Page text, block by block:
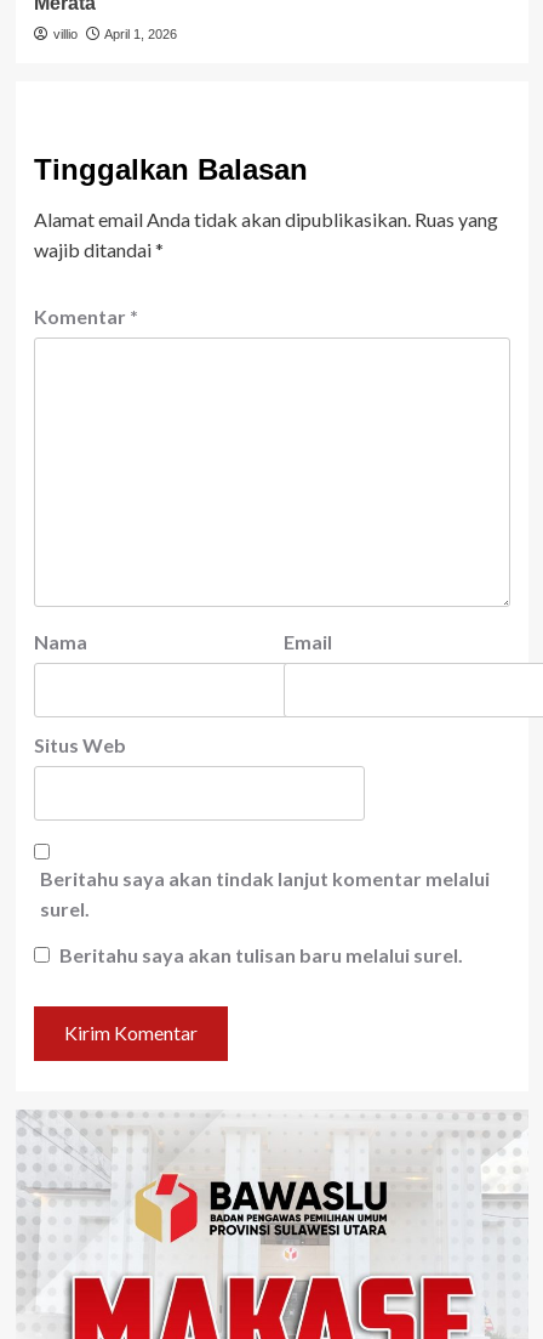
villio April 1, 2026
Tinggalkan Balasan
Alamat email Anda tidak akan dipublikasikan. Ruas yang
wajib ditandai*
Komentar *
Nama Email
Situs Web
Beritahu saya akan tindak lanjut komentar melalui
surel.
Beritahu saya akan tulisan baru melalui surel.